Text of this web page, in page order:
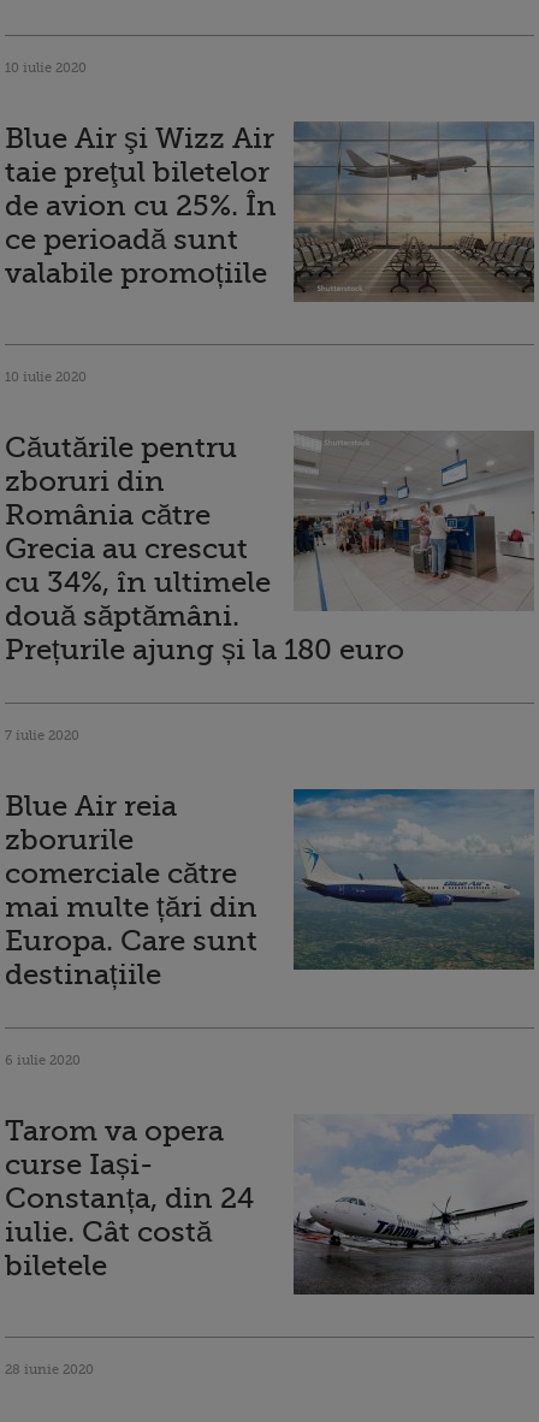
10 iulie 2020
Blue Air şi Wizz Air
taie preţul biletelor
de avion cu 25%. În
ce perioadă sunt
valabile promoțiile
10 iulie 2020
Căutările pentru
zboruri din
România către
Grecia au crescut
cu 34%, în ultimele
două săptămâni.
Prețurile ajung și la 180 euro
7 iulie 2020
Blue Air reia
zborurile
comerciale către
mai multe țări din
Europa. Care sunt
destinațiile
6 iulie 2020
Tarom va opera
curse Iași-
Constanța, din 24
iulie. Cât costă
biletele
28 iunie 2020